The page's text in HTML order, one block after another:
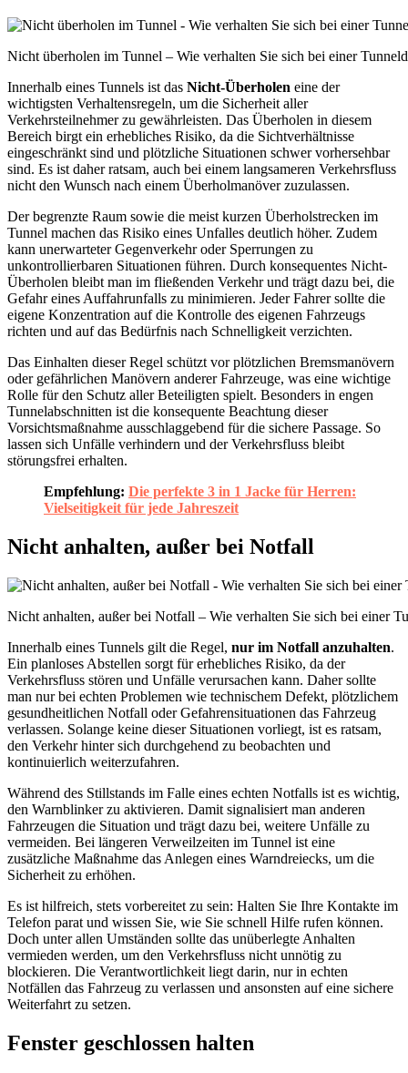
Nicht überholen im Tunnel – Wie verhalten Sie sich bei einer
Innerhalb eines Tunnels ist das Nicht-Überholen eine der
wichtigsten Verhaltensregeln, um die Sicherheit aller
Verkehrsteilnehmer zu gewährleisten. Das Überholen in diesem
Bereich birgt ein erhebliches Risiko, da die Sichtverhältnisse
eingeschränkt sind und plötzliche Situationen schwer vorhersehbar
sind. Es ist daher ratsam, auch bei einem langsameren Verkehrsfluss
nicht den Wunsch nach einem Überholmanöver zuzulassen.
Der begrenzte Raum sowie die meist kurzen Überholstrecken im
Tunnel machen das Risiko eines Unfalles deutlich höher. Zudem
kann unerwarteter Gegenverkehr oder Sperrungen zu
unkontrollierbaren Situationen führen. Durch konsequentes Nicht-
Überholen bleibt man im fließenden Verkehr und trägt dazu bei, die
Gefahr eines Auffahrunfalls zu minimieren. Jeder Fahrer sollte die
eigene Konzentration auf die Kontrolle des eigenen Fahrzeugs
richten und auf das Bedürfnis nach Schnelligkeit verzichten.
Das Einhalten dieser Regel schützt vor plötzlichen Bremsmanövern
oder gefährlichen Manövern anderer Fahrzeuge, was eine wichtige
Rolle für den Schutz aller Beteiligten spielt. Besonders in engen
Tunnelabschnitten ist die konsequente Beachtung dieser
Vorsichtsmaßnahme ausschlaggebend für die sichere Passage. So
lassen sich Unfälle verhindern und der Verkehrsfluss bleibt
störungsfrei erhalten.
Empfehlung: Die perfekte 3 in 1 Jacke für Herren:
Vielseitigkeit für jede Jahreszeit
Nicht anhalten, außer bei Notfall
Nicht anhalten, außer bei Notfall – Wie verhalten Sie sich bei einer
Innerhalb eines Tunnels gilt die Regel, nur im Notfall anzuhalten.
Ein planloses Abstellen sorgt für erhebliches Risiko, da der
Verkehrsfluss stören und Unfälle verursachen kann. Daher sollte
man nur bei echten Problemen wie technischem Defekt, plötzlichem
gesundheitlichen Notfall oder Gefahrensituationen das Fahrzeug
verlassen. Solange keine dieser Situationen vorliegt, ist es ratsam,
den Verkehr hinter sich durchgehend zu beobachten und
kontinuierlich weiterzufahren.
Während des Stillstands im Falle eines echten Notfalls ist es wichtig,
den Warnblinker zu aktivieren. Damit signalisiert man anderen
Fahrzeugen die Situation und trägt dazu bei, weitere Unfälle zu
vermeiden. Bei längeren Verweilzeiten im Tunnel ist eine
zusätzliche Maßnahme das Anlegen eines Warndreiecks, um die
Sicherheit zu erhöhen.
Es ist hilfreich, stets vorbereitet zu sein: Halten Sie Ihre Kontakte im
Telefon parat und wissen Sie, wie Sie schnell Hilfe rufen können.
Doch unter allen Umständen sollte das unüberlegte Anhalten
vermieden werden, um den Verkehrsfluss nicht unnötig zu
blockieren. Die Verantwortlichkeit liegt darin, nur in echten
Notfällen das Fahrzeug zu verlassen und ansonsten auf eine sichere
Weiterfahrt zu setzen.
Fenster geschlossen halten